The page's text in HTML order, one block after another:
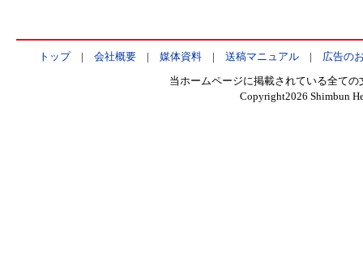
トップ| 会社概要| 媒体資料| 送稿マニュアル| 広告の
当ホームページに掲載されている全て
Copyright2026 Shimbun